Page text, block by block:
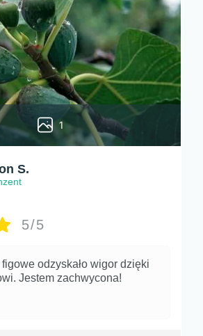
1
S.
5/5
odzyskało wigor dzięki
Jestem zachwycona!